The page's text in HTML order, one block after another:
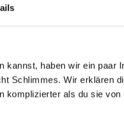
kannst, haben wir ein paar
Schlimmes. Wir erklären
komplizierter als du sie